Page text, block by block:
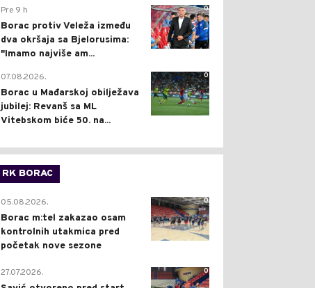
0
Pre 9 h
Borac protiv Veleža između
dva okršaja sa Bjelorusima:
"Imamo najviše am...
0
07.08.2026.
Borac u Mađarskoj obilježava
jubilej: Revanš sa ML
Vitebskom biće 50. na...
RK BORAC
0
05.08.2026.
Borac m:tel zakazao osam
kontrolnih utakmica pred
početak nove sezone
0
27.07.2026.